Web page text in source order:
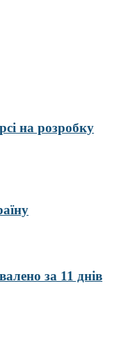
на розробку
за 11 днів